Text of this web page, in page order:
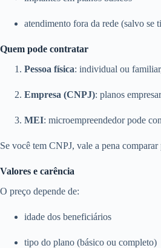
atendimento fora da rede (salvo se
Quem pode contratar
Pessoa física: individual ou
Empresa (CNPJ): planos
MEI: microempreendedor pode
Se você tem CNPJ, vale a pena
Valores e carência
O preço depende de:
idade dos beneficiários
tipo do plano (básico ou completo)